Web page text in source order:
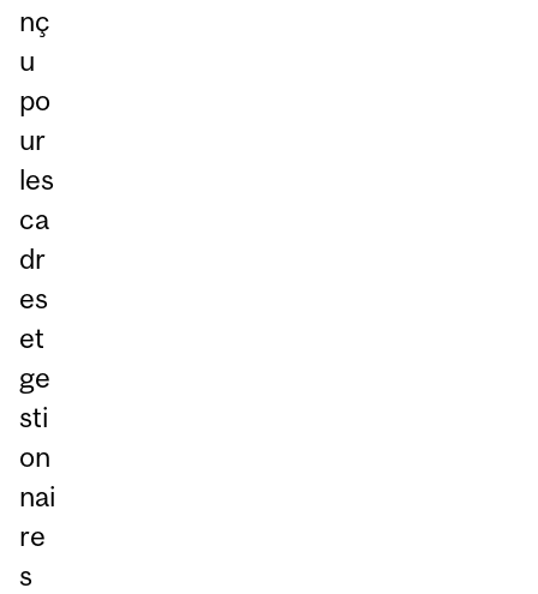
nç
u
po
ur
les
ca
dr
es
et
ge
sti
on
nai
re
s